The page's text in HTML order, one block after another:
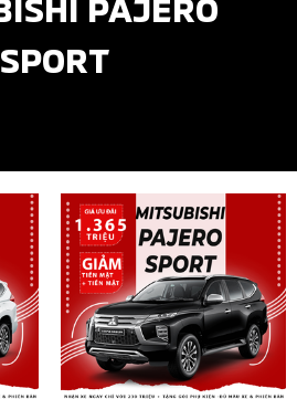
SPORT